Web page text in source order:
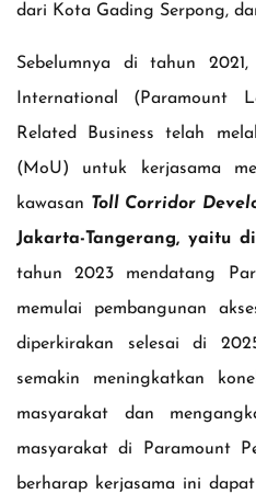
dari Kota Gading Serpong,
Sebelumnya di tahun
International (Paramount
Related Business telah
(MoU) untuk kerjasama
kawasan Toll Corridor
Jakarta-Tangerang, yaitu
tahun 2023 mendatang
memulai pembangunan
diperkirakan selesai di
semakin meningkatkan
masyarakat dan
masyarakat di Paramount
berharap kerjasama ini